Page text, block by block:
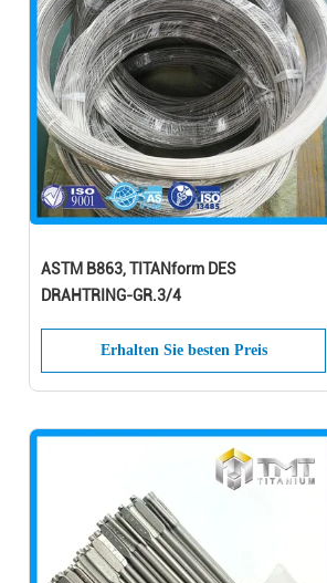
ASTM B863, TITANform DES
DRAHTRING-GR.3/4
Erhalten Sie besten Preis